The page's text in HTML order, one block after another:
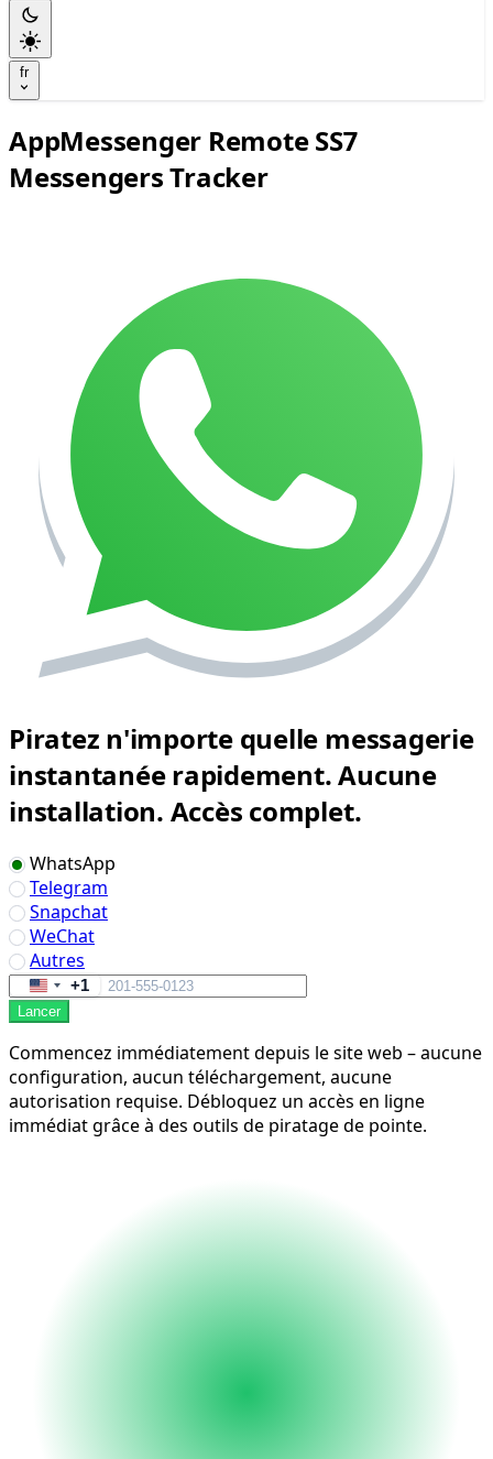
fr
AppMessenger Remote SS7
Messengers Tracker
Piratez n'importe quelle messagerie
instantanée rapidement. Aucune
installation. Accès complet.
WhatsApp
Telegram
Snapchat
WeChat
Autres
United
States
+1
Lancer
Commencez immédiatement depuis le site web – aucune
configuration, aucun téléchargement, aucune
autorisation requise. Débloquez un accès en ligne
immédiat grâce à des outils de piratage de pointe.